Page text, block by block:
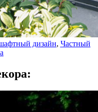
дизайн, Частный